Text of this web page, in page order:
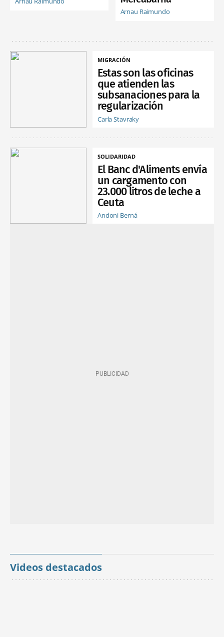
Arnau Raimundo
MIGRACIÓN
Estas son las oficinas
que atienden las
subsanaciones para la
regularización
Carla Stavraky
SOLIDARIDAD
El Banc d'Aliments envía
un cargamento con
23.000 litros de leche a
Ceuta
Andoni Berná
Videos destacados